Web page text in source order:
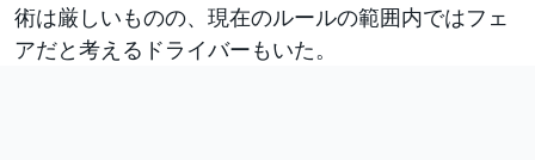
術は厳しいものの、現在のルールの範囲内ではフェ
アだと考えるドライバーもいた。